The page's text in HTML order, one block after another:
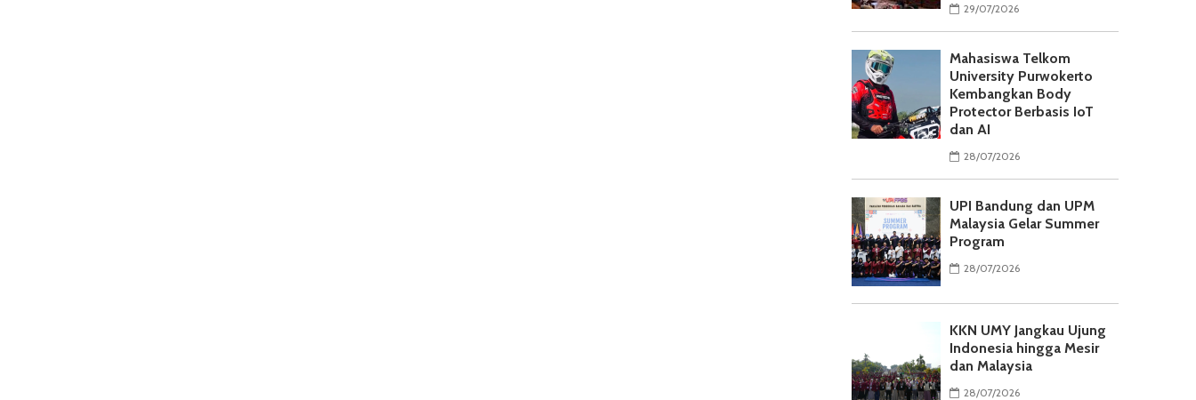
29/07/2026
Mahasiswa Telkom
University Purwokerto
Kembangkan Body
Protector Berbasis IoT
dan AI
28/07/2026
UPI Bandung dan UPM
Malaysia Gelar Summer
Program
28/07/2026
KKN UMY Jangkau Ujung
Indonesia hingga Mesir
dan Malaysia
28/07/2026